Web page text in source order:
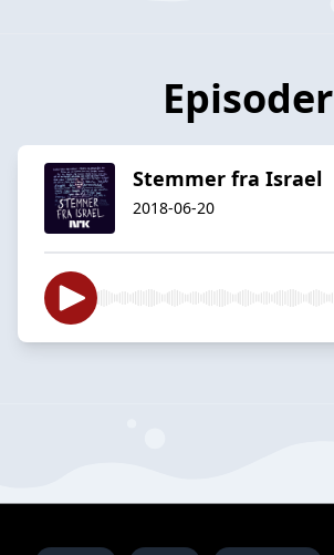
Episoder
Stemmer fra Israel
2018-06-20